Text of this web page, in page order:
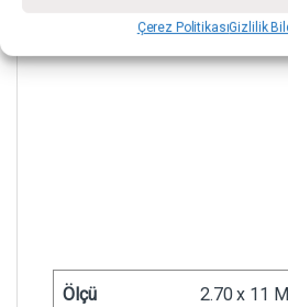
Çerez PolitikasıGizlilik
Ölçü 2.70 x 11